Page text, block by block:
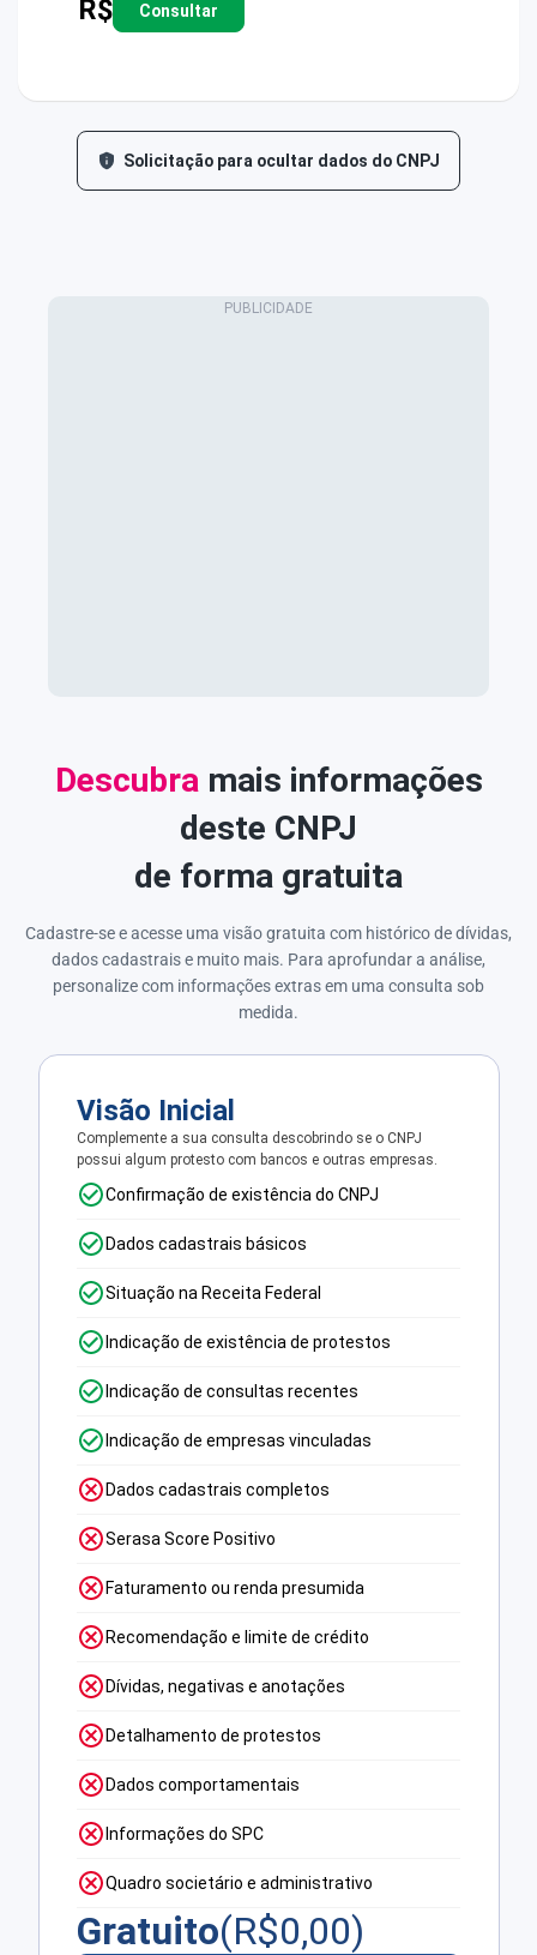
R$ Consultar
Solicitação para ocultar dados do CNPJ
Descubramais informações
deste CNPJ
de forma gratuita
Cadastre-se e acesse uma visão gratuita com histórico de dívidas,
dados cadastrais e muito mais. Para aprofundar a análise,
personalize com informações extras em uma consulta sob
medida.
Visão Inicial
Complemente a sua consulta descobrindo se o CNPJ
possui algum protesto com bancos e outras empresas.
Confirmação de existência do CNPJ
Dados cadastrais básicos
Situação na Receita Federal
Indicação de existência de protestos
Indicação de consultas recentes
Indicação de empresas vinculadas
Dados cadastrais completos
Serasa Score Positivo
Faturamento ou renda presumida
Recomendação e limite de crédito
Dívidas, negativas e anotações
Detalhamento de protestos
Dados comportamentais
Informações do SPC
Quadro societário e administrativo
Gratuito(R$0,00)